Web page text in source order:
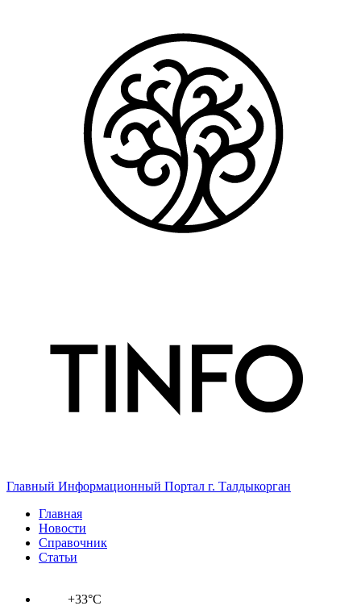
Главный Информационный Портал г. Талдыкорган
Главная
Новости
Справочник
Статьи
+33°C